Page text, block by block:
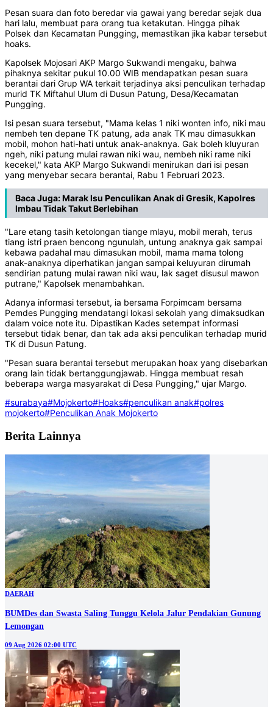
Pesan suara dan foto beredar via gawai yang beredar sejak dua
hari lalu, membuat para orang tua ketakutan. Hingga pihak
Polsek dan Kecamatan Pungging, memastikan jika kabar tersebut
hoaks.
Kapolsek Mojosari AKP Margo Sukwandi mengaku, bahwa
pihaknya sekitar pukul 10.00 WIB mendapatkan pesan suara
berantai dari Grup WA terkait terjadinya aksi penculikan terhadap
murid TK Miftahul Ulum di Dusun Patung, Desa/Kecamatan
Pungging.
Isi pesan suara tersebut, "Mama kelas 1 niki wonten info, niki mau
nembeh ten depane TK patung, ada anak TK mau dimasukkan
mobil, mohon hati-hati untuk anak-anaknya. Gak boleh kluyuran
ngeh, niki patung mulai rawan niki wau, nembeh niki rame niki
kecekel," kata AKP Margo Sukwandi menirukan dari isi pesan
yang menyebar secara berantai, Rabu 1 Februari 2023.
Baca Juga:Marak Isu Penculikan Anak di Gresik, Kapolres
Imbau Tidak Takut Berlebihan
"Lare etang tasih ketolongan tiange mlayu, mobil merah, terus
tiang istri praen bencong ngunulah, untung anaknya gak sampai
kebawa padahal mau dimasukan mobil, mama mama tolong
anak-anaknya diperhatikan jangan sampai keluyuran dirumah
sendirian patung mulai rawan niki wau, lak saget disusul mawon
putrane," Kapolsek menambahkan.
Adanya informasi tersebut, ia bersama Forpimcam bersama
Pemdes Pungging mendatangi lokasi sekolah yang dimaksudkan
dalam voice note itu. Dipastikan Kades setempat informasi
tersebut tidak benar, dan tak ada aksi penculikan terhadap murid
TK di Dusun Patung.
"Pesan suara berantai tersebut merupakan hoax yang disebarkan
orang lain tidak bertanggungjawab. Hingga membuat resah
beberapa warga masyarakat di Desa Pungging," ujar Margo.
#surabaya#Mojokerto#Hoaks#penculikan anak#polres
mojokerto#Penculikan Anak Mojokerto
Berita Lainnya
DAERAH
BUMDes dan Swasta Saling Tunggu Kelola Jalur Pendakian Gunung
Lemongan
09 Aug 2026 02:00 UTC